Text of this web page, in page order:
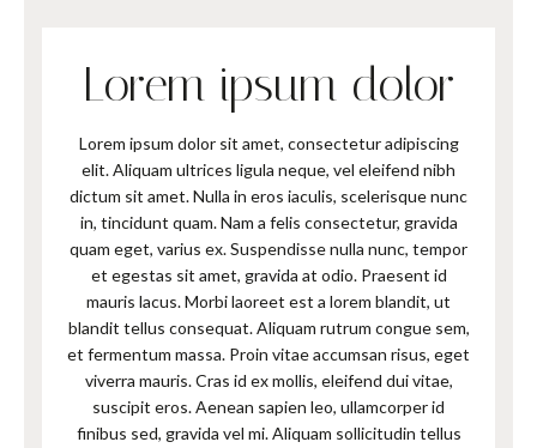
Lorem ipsum dolor
Lorem ipsum dolor sit amet, consectetur adipiscing
elit. Aliquam ultrices ligula neque, vel eleifend nibh
dictum sit amet. Nulla in eros iaculis, scelerisque nunc
in, tincidunt quam. Nam a felis consectetur, gravida
quam eget, varius ex. Suspendisse nulla nunc, tempor
et egestas sit amet, gravida at odio. Praesent id
mauris lacus. Morbi laoreet est a lorem blandit, ut
blandit tellus consequat. Aliquam rutrum congue sem,
et fermentum massa. Proin vitae accumsan risus, eget
viverra mauris. Cras id ex mollis, eleifend dui vitae,
suscipit eros. Aenean sapien leo, ullamcorper id
finibus sed, gravida vel mi. Aliquam sollicitudin tellus